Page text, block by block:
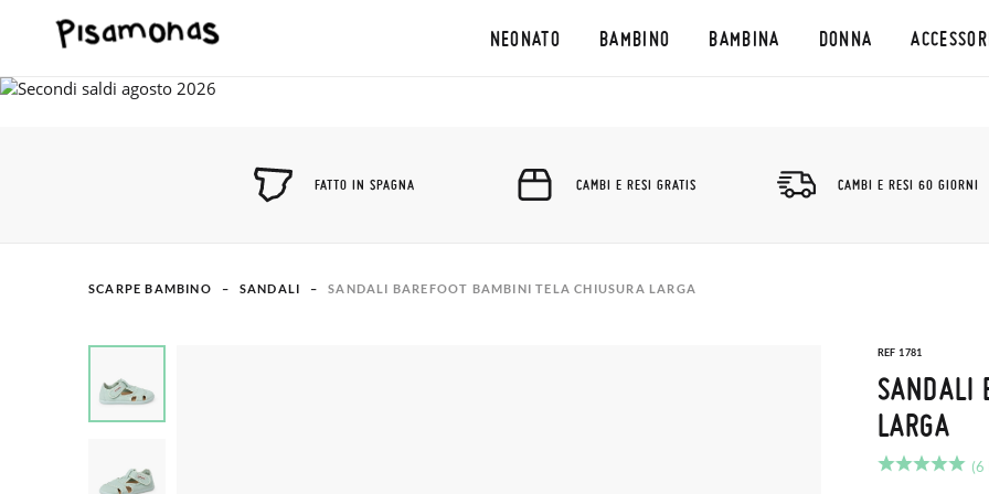
NEONATO BAMBINO BAMBINA DONNA
FATTO IN SPAGNA CAMBI E RESI GRATIS CAMBI E RESI 60 GIORNI
SCARPE BAMBINO SANDALI SANDALI BAREFOOT BAMBINI TELA CHIUSURA LARGA
REF 1781
SANDALI
LARGA
(6